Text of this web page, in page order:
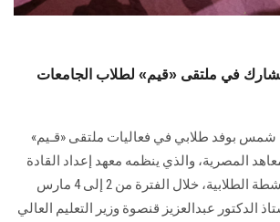
في ملتقى «قيم» لطلاب الجامعات
شمس بوفد طلابي في فعاليات ملتقى «قـيم»
المصرية، والذي ينظمه معهد إعداد القادة
بالتعاون مع قطاع الأنشطة الطلابية، خلال الفترة من 2 إلى 4 مارس
الدكتور عبدالعزيز قنصوة وزير التعليم العالي